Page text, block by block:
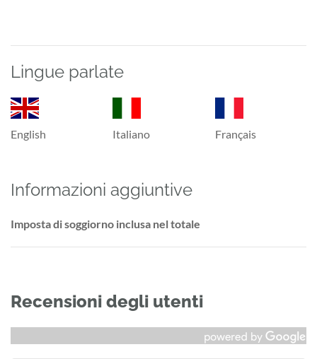
Lingue parlate
English Italiano Français
Informazioni aggiuntive
Imposta di soggiorno inclusa nel totale
Recensioni degli utenti